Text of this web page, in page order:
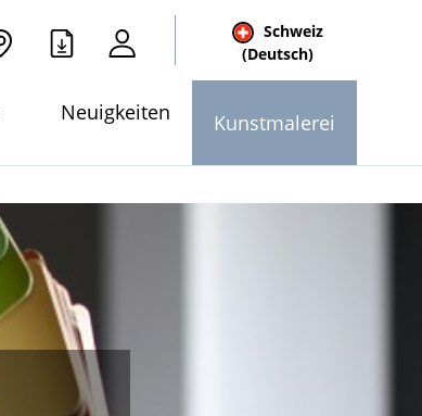
Schweiz
(Deutsch)
Neuigkeiten Kunstmalerei